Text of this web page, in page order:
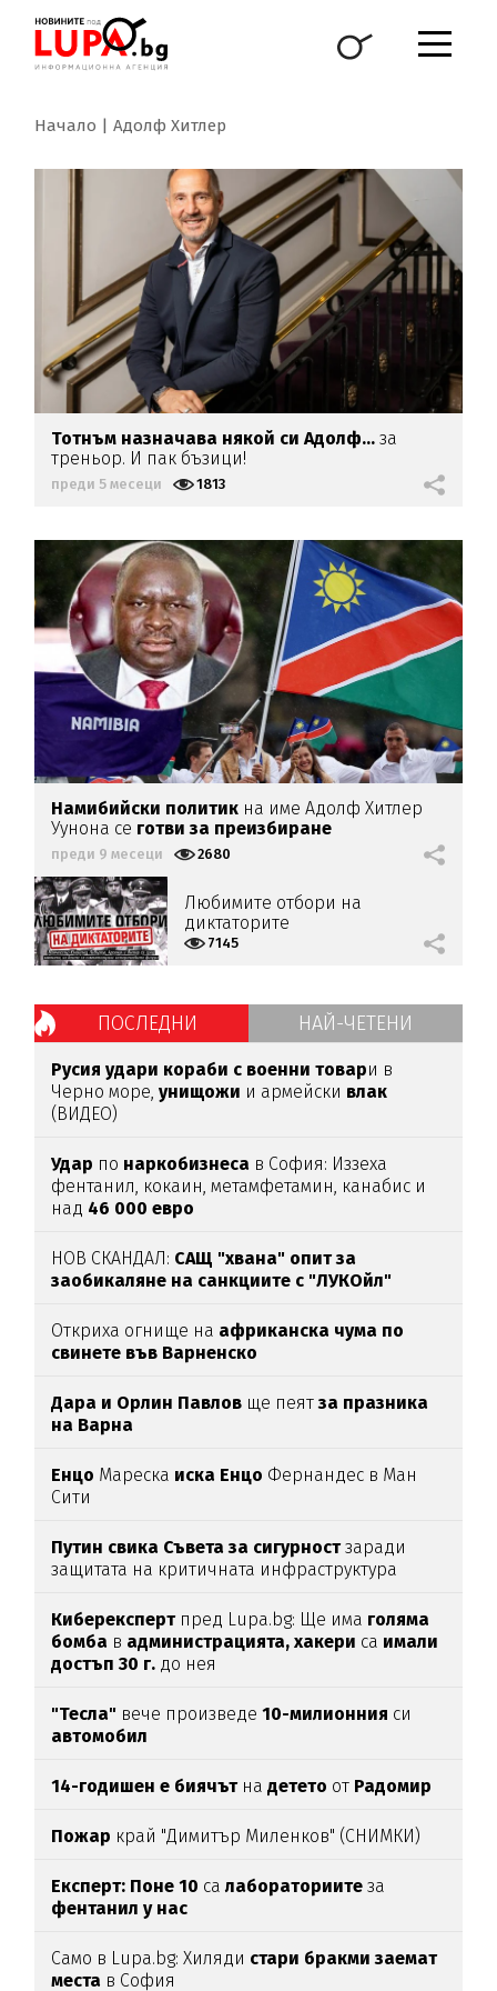
Начало Адолф Хитлер
Тотнъм назначава някой си Адолф... за
треньор. И пак бъзици!
преди 5 месеци 1813
Намибийски политик на име Адолф Хитлер
Уунона се готви за преизбиране
преди 9 месеци 2680
Любимите отбори на
диктаторите
7145
ПОСЛЕДНИ НАЙ-ЧЕТЕНИ
Русия удари кораби с военни товари в
Черно море,унищожи и армейски влак
(ВИДЕО)
Удар по наркобизнеса в София: Иззеха
фентанил, кокаин, метамфетамин, канабис и
над 46 000 евро
НОВ СКАНДАЛ: САЩ "хвана" опит за
заобикаляне на санкциите с "ЛУКОйл"
Откриха огнище на африканска чума по
свинете във Варненско
Дара и Орлин Павлов ще пеятза празника
на Варна
Енцо Мареска иска Енцо Фернандес в Ман
Сити
Путин свика Съвета за сигурностзаради
защитата на критичната инфраструктура
Киберексперт пред Lupa.bg: Ще има голяма
бомба в администрацията, хакери са имали
достъп 30 г. до нея
"Тесла" вече произведе10-милионния си
автомобил
14-годишен е биячът на детето от Радомир
Пожар край "Димитър Миленков" (СНИМКИ)
Експерт: Поне 10 салабораториите за
фентанил у нас
Само в Lupa.bg: Хиляди стари бракми заемат
места в София